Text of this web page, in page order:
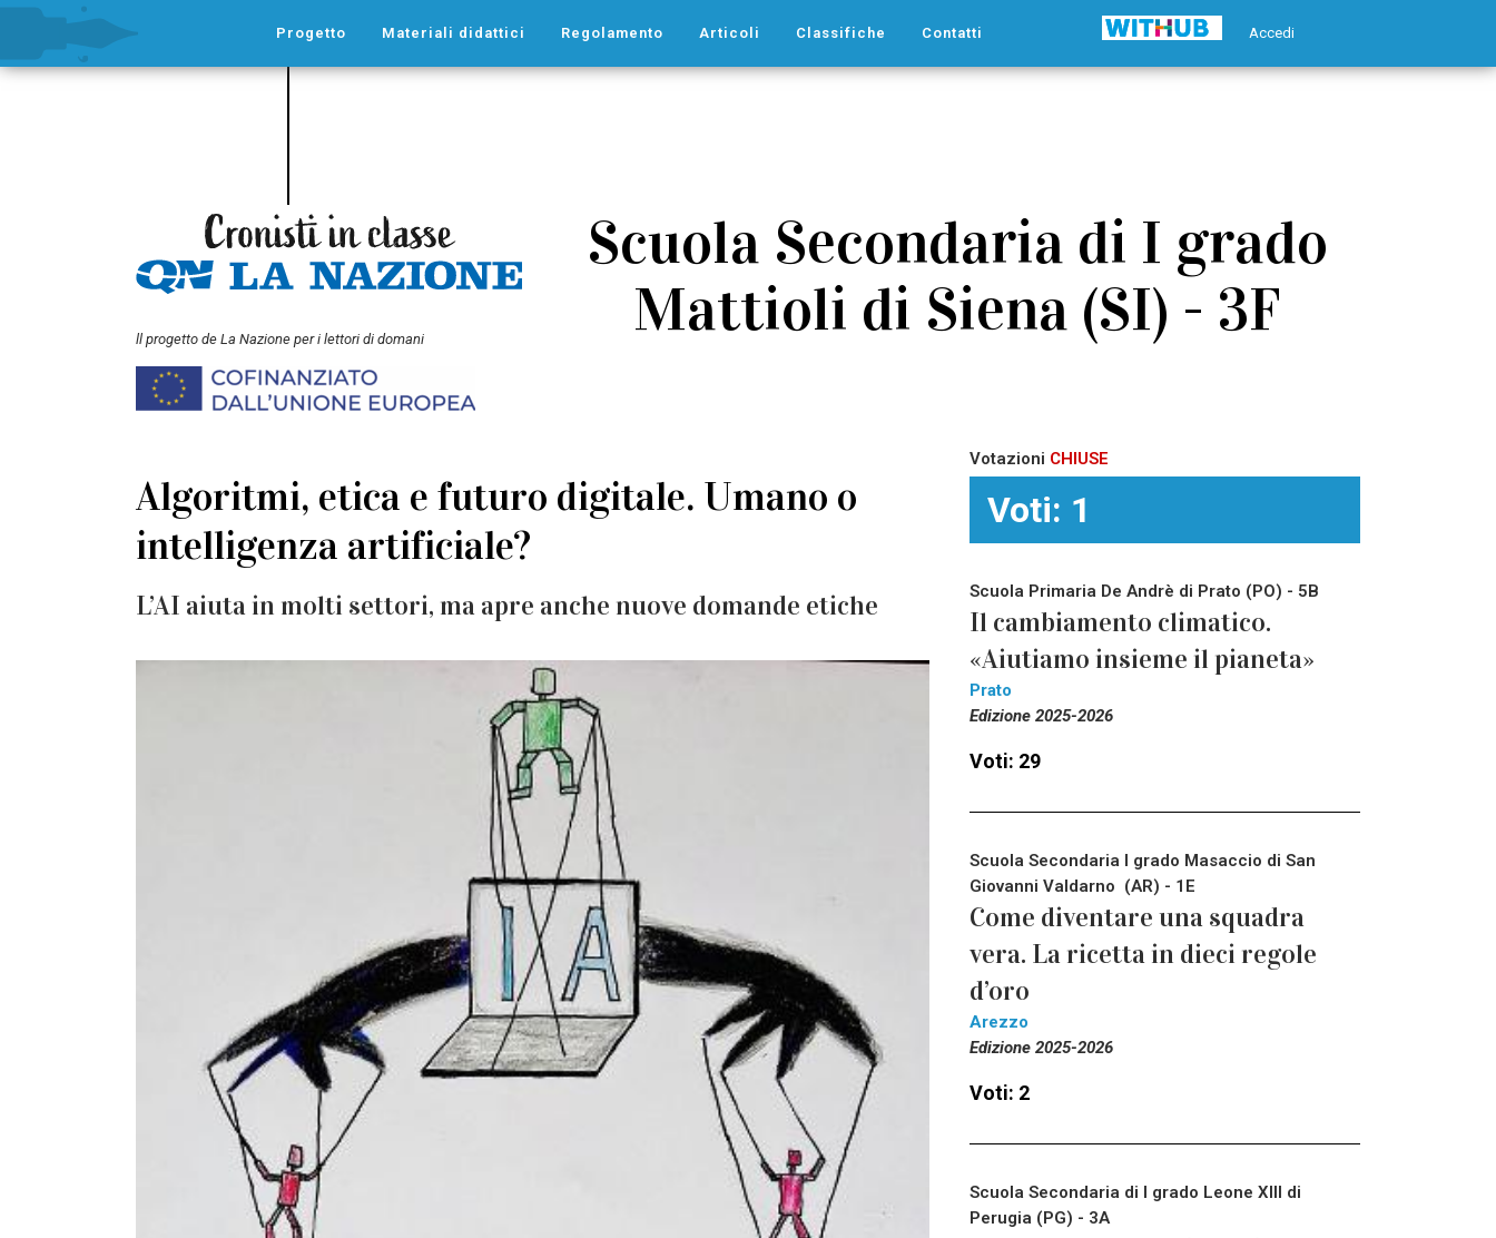
Accedi
Progetto Materiali didattici Regolamento Articoli Classifiche Contatti
ll progetto de La Nazione per i lettori di domani
Scuola Secondaria di I grado
Mattioli di Siena (SI) - 3F
Algoritmi, etica e futuro digitale. Umano o
intelligenza artificiale?
L’AI aiuta in molti settori, ma apre anche nuove domande etiche
Votazioni CHIUSE
Voti: 1
Scuola Primaria De Andrè di Prato (PO) - 5B
Il cambiamento climatico.
«Aiutiamo insieme il pianeta»
Prato
Edizione 2025-2026
Voti: 29
Scuola Secondaria I grado Masaccio di San
Giovanni Valdarno (AR) - 1E
Come diventare una squadra
vera. La ricetta in dieci regole
d’oro
Arezzo
Edizione 2025-2026
Voti: 2
Scuola Secondaria di I grado Leone XIII di
Perugia (PG) - 3A